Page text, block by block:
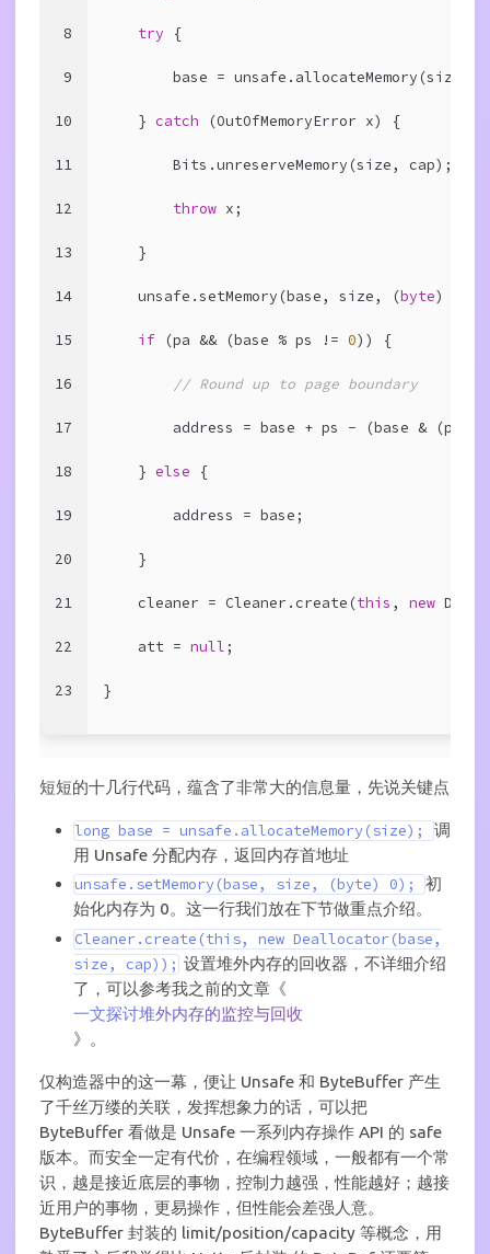
8
9
10
11
12
13
14
15
16
17
18
19
20
21
22
23
try {
        base = unsafe.allocateMemory(size);
    }
catch (OutOfMemoryError x) {
        Bits.unreserveMemory(size, cap);
throw x;
    }
    unsafe.setMemory(base, size, (
byte)
if (pa && (base % ps != 0)) {
// Round up to page boundary
        address = base + ps - (base & (ps -
    }
else {
        address = base;
    }
    cleaner = Cleaner.create(
this , new
    att =
null ;
}
短短的十几行代码，蕴含了非常大的信息量，先说关键点
long base = unsafe.allocateMemory(size); 调
用 Unsafe 分配内存，返回内存首地址
unsafe.setMemory(base, size, (byte) 0); 初
始化内存为 0。这一行我们放在下节做重点介绍。
Cleaner.create(this, new Deallocator(base,
size, cap)); 设置堆外内存的回收器，不详细介绍
了，可以参考我之前的文章《
一文探讨堆外内存的监控与回收
》。
仅构造器中的这一幕，便让 Unsafe 和 ByteBuffer 产生
了千丝万缕的关联，发挥想象力的话，可以把
ByteBuffer 看做是 Unsafe 一系列内存操作 API 的 safe
版本。而安全一定有代价，在编程领域，一般都有一个常
识，越是接近底层的事物，控制力越强，性能越好；越接
近用户的事物，更易操作，但性能会差强人意。
ByteBuffer 封装的 limit/position/capacity 等概念，用